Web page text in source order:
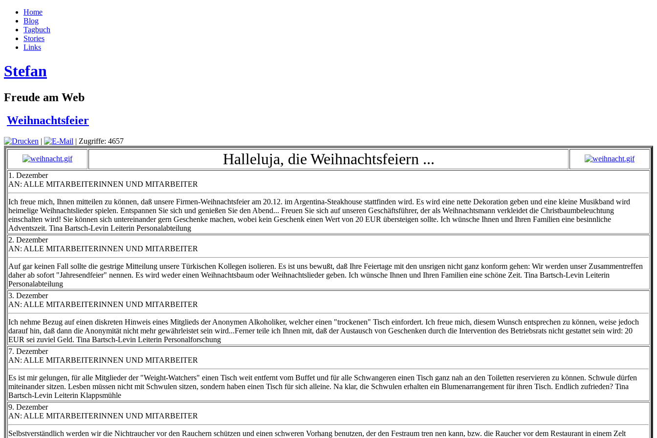
Home
Blog
Tagbuch
Stories
Links
Stefan
Freude am Web
Weihnachtsfeier
| | Zugriffe: 4657
Halleluja, die Weihnachtsfeiern ...
1. Dezember
AN: ALLE MITARBEITERINNEN UND MITARBEITER
Ich freue mich, Ihnen mitteilen zu können, daß unsere Firmen-Weihnachtsfeier am 20.12. im Argentina-Steakhouse stattfinden wird. Es wird eine nette Dekoration geben und eine kleine Musikband wird
heimelige Weihnachtslieder spielen. Entspannen Sie sich und genießen Sie den Abend... Freuen Sie sich auf unseren Geschäftsführer, der als Weihnachtsmann verkleidet die Christbaumbeleuchtung
einschalten wird! Sie können sich untereinander gern Geschenke machen, wobei kein Geschenk einen Wert von 20 EUR übersteigen sollte. Ich wünsche Ihnen und Ihren Familien eine besinnliche
Adventszeit. Tina Bartsch-Levin Leiterin Personalabteilung
2. Dezember
AN: ALLE MITARBEITERINNEN UND MITARBEITER
Auf gar keinen Fall sollte die gestrige Mitteilung unsere Türkischen Kollegen isolieren. Es ist uns bewußt, daß Ihre Feiertage mit den unsrigen nicht ganz konform gehen: Wir werden unser Zusammentreffen
daher ab sofort "Jahresendfeier" nennen. Es wird weder einen Weihnachtsbaum oder Weihnachtslieder geben. Ich wünsche Ihnen und Ihren Familien eine schöne Zeit. Tina Bartsch-Levin Leiterin
Personalabteilung
3. Dezember
AN: ALLE MITARBEITERINNEN UND MITARBEITER
Ich nehme Bezug auf einen diskreten Hinweis eines Mitglieds der Anonymen Alkoholiker, welcher einen "trockenen" Tisch einfordert. Ich freue mich, diesem Wunsch entsprechen zu können, weise jedoch
darauf hin, daß dann die Anonymität nicht mehr gewährleistet sein wird...Ferner teile ich Ihnen mit, daß der Austausch von Geschenken durch die Intervention des Betriebsrats nicht gestattet sein wird: 20
EUR sei zuviel Geld. Tina Bartsch-Levin Leiterin Personalforschung
7. Dezember
AN: ALLE MITARBEITERINNEN UND MITARBEITER
Es ist mir gelungen, für alle Mitglieder der "Weight-Watchers" einen Tisch weit entfernt vom Buffet und für alle Schwangeren einen Tisch ganz nah an den Toiletten reservieren zu können. Schwule dürfen
miteinander sitzen. Lesben müssen nicht mit Schwulen sitzen, sondern haben einen Tisch für sich alleine. Na klar, die Schwulen erhalten ein Blumenarrangement für ihren Tisch. Endlich zufrieden? Tina
Bartsch-Levin Leiterin Klappsmühle
9. Dezember
AN: ALLE MITARBEITERINNEN UND MITARBEITER
Selbstverständlich werden wir die Nichtraucher vor den Rauchern schützen und einen schweren Vorhang benutzen, der den Festraum tren nen kann, bzw. die Raucher vor dem Restaurant in einem Zelt